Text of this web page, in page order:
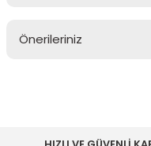
Önerileriniz